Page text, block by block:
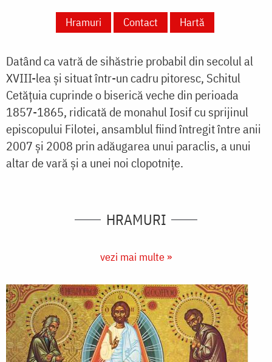
Hramuri Contact Hartă
Datând ca vatră de sihăstrie probabil din secolul al
XVIII-lea și situat într-un cadru pitoresc, Schitul
Cetățuia cuprinde o biserică veche din perioada
1857-1865, ridicată de monahul Iosif cu sprijinul
episcopului Filotei, ansamblul fiind întregit între anii
2007 și 2008 prin adăugarea unui paraclis, a unui
altar de vară și a unei noi clopotnițe.
HRAMURI
vezi mai multe »